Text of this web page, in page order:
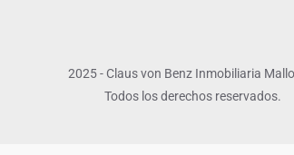
2025 - Claus von Benz Inmobiliaria
Todos los derechos reservados.